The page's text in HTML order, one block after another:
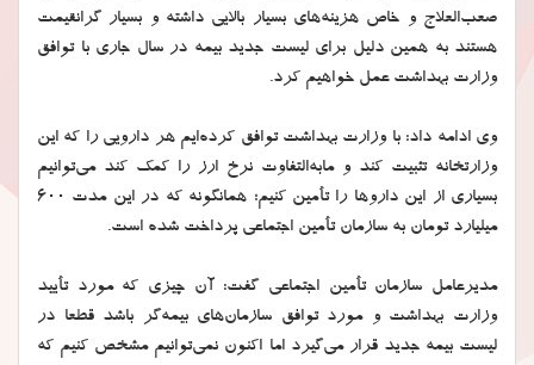
صعب‌العلاج و خاص هزینه‌های بسیار بالایی داشته و بسیار گرانقیمت
هستند به همین دلیل برای لیست جدید بیمه در سال جاری با توافق
وزارت بهداشت عمل خواهیم کرد.
وی ادامه داد: با وزارت بهداشت توافق کرده‌ایم هر دارویی را که این
وزارتخانه تثبیت کند و مابه‌التفاوت نرخ ارز را کمک کند می‌توانیم
بسیاری از این داروها را تأمین کنیم؛ همانگونه که در این مدت 600
میلیارد تومان به سازمان تأمین اجتماعی پرداخت شده است.
مدیرعامل سازمان تأمین اجتماعی گفت: آن چیزی که مورد تأیید
وزارت بهداشت و مورد توافق سازمان‌های بیمه‌گر باشد قطعا در
لیست بیمه جدید قرار می‌گیرد اما اکنون نمی‌توانیم مشخص کنیم که